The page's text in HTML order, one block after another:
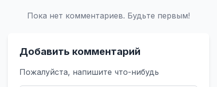
Пока нет комментариев. Будьте первым!
Добавить комментарий
Пожалуйста, напишите что-нибудь